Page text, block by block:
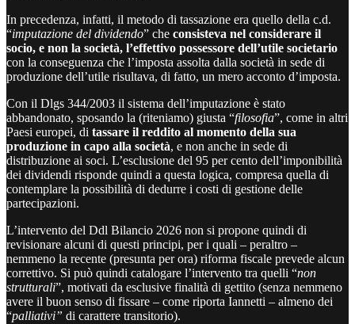
In precedenza, infatti, il metodo di tassazione era quello della c.d.
“imputazione del dividendo” che consisteva nel considerare il
socio, e non la società, l’effettivo possessore dell’utile societario
con la conseguenza che l’imposta assolta dalla società in sede di
produzione dell’utile risultava, di fatto, un mero acconto d’imposta.
Con il Dlgs 344/2003 il sistema dell’imputazione è stato
abbandonato, sposando la (riteniamo) giusta “filosofia”, come in altri
Paesi europei, di tassare il reddito al momento della sua
produzione in capo alla società, e non anche in sede di
distribuzione ai soci. L’esclusione del 95 per cento dell’imponibilità
dei dividendi risponde quindi a questa logica, compresa quella di
contemplare la possibilità di dedurre i costi di gestione delle
partecipazioni.
L’intervento del Ddl Bilancio 2026 non si propone quindi di
revisionare alcuni di questi principi, per i quali – peraltro –
nemmeno la recente (presunta per ora) riforma fiscale prevede alcun
correttivo. Si può quindi catalogare l’intervento tra quelli “non
strutturali”, motivati da esclusive finalità di gettito (senza nemmeno
avere il buon senso di fissare – come riporta Iannetti – almeno dei
“palliativi” di carattere transitorio).